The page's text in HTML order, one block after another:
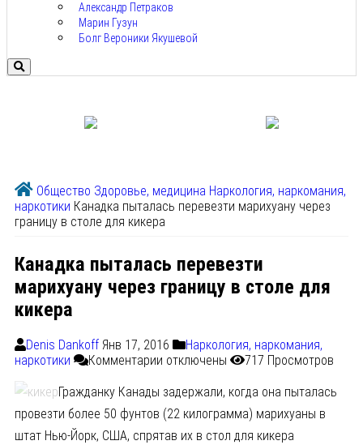
Александр Петраков
Марин Гузун
Болг Вероники Якушевой
Общество Здоровье, медицина Наркология, наркомания,
наркотики Канадка пыталась перевезти марихуану через
границу в столе для кикера
Канадка пыталась перевезти
марихуану через границу в столе для
кикера
Denis Dankoff Янв 17, 2016
Наркология, наркомания,
наркотики
Комментарии отключены 717 Просмотров
Гражданку Канады задержали, когда она пыталась
провезти более 50 фунтов (22 килограмма) марихуаны в
штат Нью-Йорк, США, спрятав их в стол для кикера